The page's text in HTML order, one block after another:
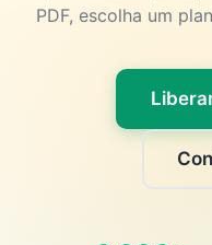
PDF, escolha um